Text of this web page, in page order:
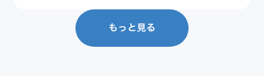
もっと見る